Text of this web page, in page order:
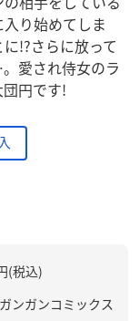
り始めてしま
!?さらに放って
愛され侍女のラ
円です!
(税込)
ンガンコミックス